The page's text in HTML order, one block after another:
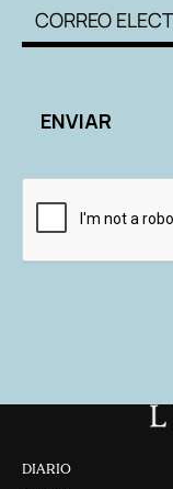
DIARIO